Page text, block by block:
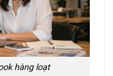
hàng loạt